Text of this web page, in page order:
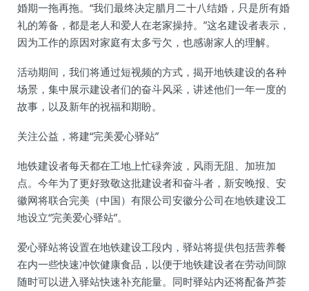
婚期一拖再拖。“我们最终决定腊月二十八结婚，只是所有婚
礼的筹备，都是老人和爱人在老家操持。”这名建设者表示，
因为工作的原因对家庭有太多亏欠，也感谢家人的理解。
活动期间，我们将通过短视频的方式，揭开地铁建设的各种
场景，集中展示建设者们的奋斗风采，讲述他们一年一度的
故事，以及新年的祝福和期盼。
关注公益，将建“完美爱心驿站”
地铁建设者每天都在工地上忙碌奔波，风雨无阻、加班加
点。今年为了更好致敬这批建设者和奋斗者，新安晚报、安
徽网将联合完美（中国）有限公司安徽分公司在地铁建设工
地设立“完美爱心驿站”。
爱心驿站将设置在地铁建设工段内，驿站将提供包括营养餐
在内一些快速冲饮健康食品，以便于地铁建设者在劳动间隙
随时可以进入驿站快速补充能量。同时驿站内还将配备芦荟